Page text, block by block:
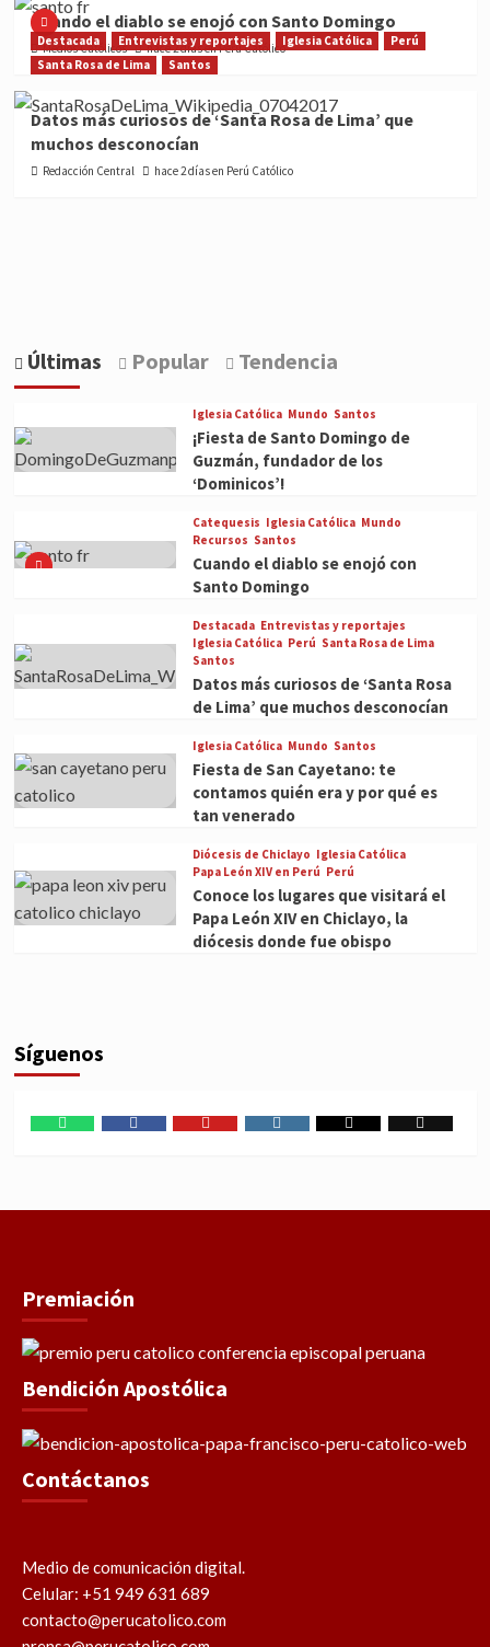
Cuando el diablo se enojó con Santo Domingo
Medios Católicos hace 2 días en Perú Católico
Destacada Entrevistas y reportajes Iglesia Católica
Perú
Santa Rosa de Lima
Santos
Datos más curiosos de ‘Santa Rosa de Lima’ que
muchos desconocían
Redacción Central hace 2 días en Perú Católico
Últimas Popular Tendencia
Iglesia Católica Mundo Santos
¡Fiesta de Santo Domingo de
Guzmán, fundador de los
‘Dominicos’!
Catequesis Iglesia Católica Mundo
Recursos Santos
Cuando el diablo se enojó con
Santo Domingo
Destacada Entrevistas y reportajes
Iglesia Católica Perú Santa Rosa de Lima
Santos
Datos más curiosos de ‘Santa Rosa
de Lima’ que muchos desconocían
Iglesia Católica Mundo Santos
Fiesta de San Cayetano: te
contamos quién era y por qué es
tan venerado
Diócesis de Chiclayo Iglesia Católica
Papa León XIV en Perú Perú
Conoce los lugares que visitará el
Papa León XIV en Chiclayo, la
diócesis donde fue obispo
Síguenos
Premiación
Bendición Apostólica
Contáctanos
Medio de comunicación digital.
Celular: +51 949 631 689
contacto@perucatolico.com